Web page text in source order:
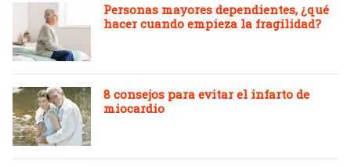
Personas mayores dependientes, ¿qué
hacer cuando empieza la fragilidad?
8 consejos para evitar el infarto de
miocardio